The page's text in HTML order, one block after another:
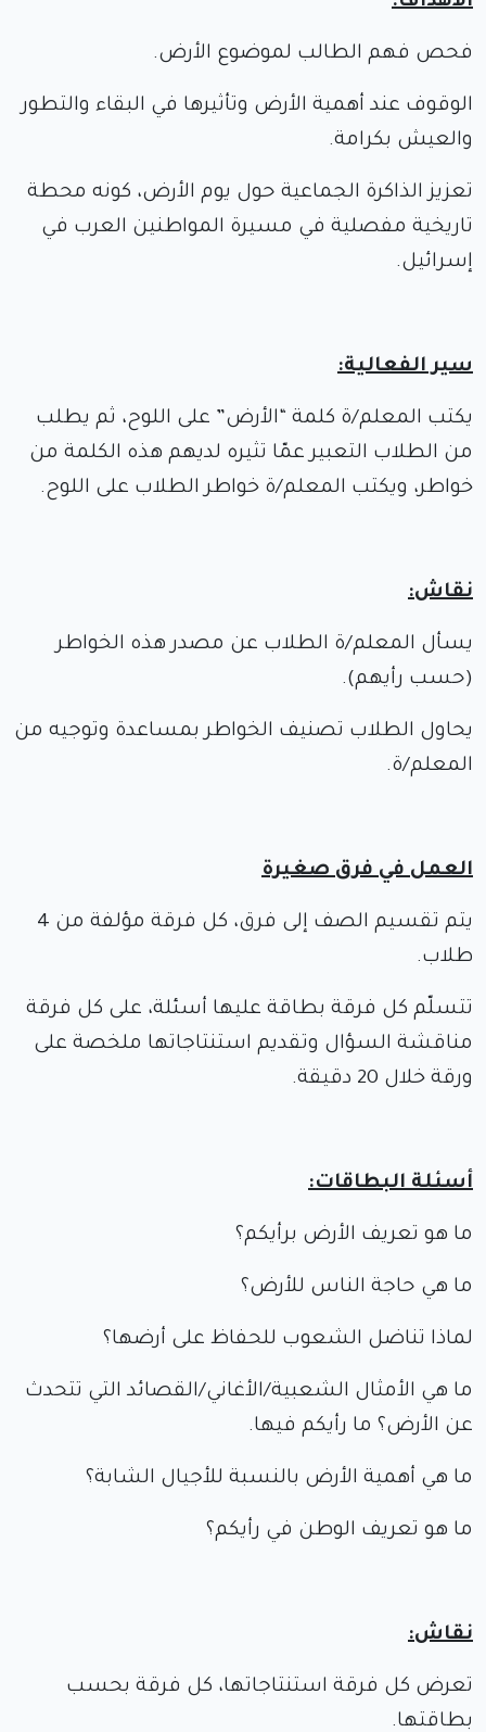
فحص فهم الطالب لموضوع الأرض.
الوقوف عند أهمية الأرض وتأثيرها في البقاء والتطور
والعيش بكرامة.
تعزيز الذاكرة الجماعية حول يوم الأرض، كونه محطة
تاريخية مفصلية في مسيرة المواطنين العرب في
إسرائيل.
سير الفعالية:
يكتب المعلم/ة كلمة “الأرض” على اللوح، ثم يطلب
من الطلاب التعبير عمّا تثيره لديهم هذه الكلمة من
خواطر، ويكتب المعلم/ة خواطر الطلاب على اللوح.
نقاش:
يسأل المعلم/ة الطلاب عن مصدر هذه الخواطر
(حسب رأيهم).
يحاول الطلاب تصنيف الخواطر بمساعدة وتوجيه من
المعلم/ة.
العمل في فرق صغيرة
يتم تقسيم الصف إلى فرق، كل فرقة مؤلفة من 4
طلاب.
تتسلّم كل فرقة بطاقة عليها أسئلة، على كل فرقة
مناقشة السؤال وتقديم استنتاجاتها ملخصة على
ورقة خلال 20 دقيقة.
أسئلة البطاقات:
ما هو تعريف الأرض برأيكم؟
ما هي حاجة الناس للأرض؟
لماذا تناضل الشعوب للحفاظ على أرضها؟
ما هي الأمثال الشعبية/الأغاني/القصائد التي تتحدث
عن الأرض؟ ما رأيكم فيها.
ما هي أهمية الأرض بالنسبة للأجيال الشابة؟
ما هو تعريف الوطن في رأيكم؟
نقاش:
تعرض كل فرقة استنتاجاتها، كل فرقة بحسب
بطاقتها.